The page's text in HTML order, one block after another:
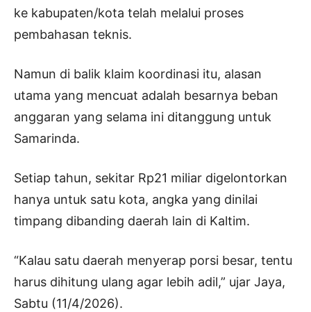
ke kabupaten/kota telah melalui proses
pembahasan teknis.
Namun di balik klaim koordinasi itu, alasan
utama yang mencuat adalah besarnya beban
anggaran yang selama ini ditanggung untuk
Samarinda.
Setiap tahun, sekitar Rp21 miliar digelontorkan
hanya untuk satu kota, angka yang dinilai
timpang dibanding daerah lain di Kaltim.
“Kalau satu daerah menyerap porsi besar, tentu
harus dihitung ulang agar lebih adil,” ujar Jaya,
Sabtu (11/4/2026).